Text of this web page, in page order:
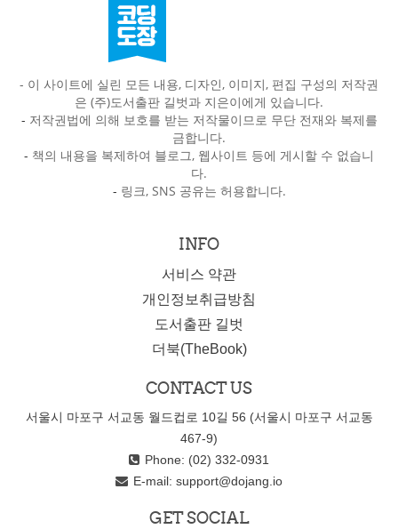
- 이 사이트에 실린 모든 내용, 디자인, 이미지, 편집 구성의 저작권
은 (주)도서출판 길벗과 지은이에게 있습니다.
- 저작권법에 의해 보호를 받는 저작물이므로 무단 전재와 복제를
금합니다.
- 책의 내용을 복제하여 블로그, 웹사이트 등에 게시할 수 없습니
다.
- 링크, SNS 공유는 허용합니다.
INFO
서비스 약관
개인정보취급방침
도서출판 길벗
더북(TheBook)
CONTACT US
서울시 마포구 서교동 월드컵로 10길 56 (서울시 마포구 서교동
467-9)
Phone: (02) 332-0931
E-mail: support@dojang.io
GET SOCIAL